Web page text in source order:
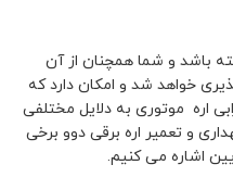
باشد و شما همچنان از آن
خواهد شد و امکان دارد که
اره موتوری به دلایل مختلفی
و تعمیر اره برقی دوو برخی
اشاره می کنیم.